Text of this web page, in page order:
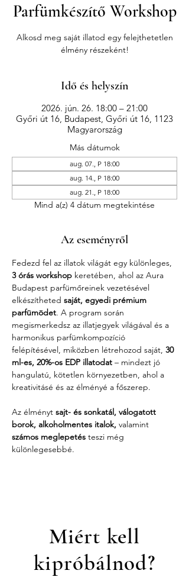
Parfümkészítő Workshop
Alkosd meg saját illatod egy felejthetetlen
élmény részeként!
Idő és helyszín
2026. jún. 26. 18:00 – 21:00
Győri út 16, Budapest, Győri út 16, 1123
Magyarország
Más dátumok
aug. 07., P 18:00
aug. 14., P 18:00
aug. 21., P 18:00
Mind a(z) 4 dátum megtekintése
Az eseményről
Fedezd fel az illatok világát egy különleges,
3 órás workshop keretében, ahol az Aura
Budapest parfümőreinek vezetésével
elkészítheted saját, egyedi prémium
parfümödet. A program során
megismerkedsz az illatjegyek világával és a
harmonikus parfümkompozíció
felépítésével, miközben létrehozod saját, 30
ml-es, 20%-os EDP illatodat – mindezt jó
hangulatú, kötetlen környezetben, ahol a
kreativitásé és az élményé a főszerep.
Az élményt sajt- és sonkatál, válogatott
borok, alkoholmentes italok, valamint
számos meglepetés teszi még
különlegesebbé.
Miért kell
kipróbálnod?